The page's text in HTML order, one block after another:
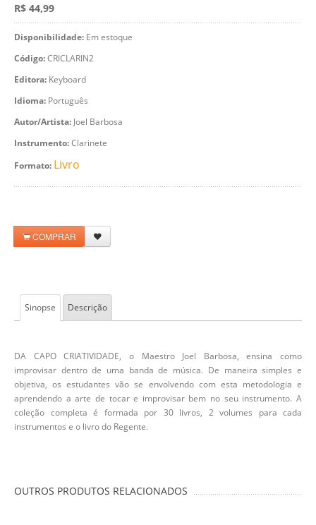
R$ 44,99
Disponibilidade: Em estoque
Código:CRICLARIN2
Editora: Keyboard
Idioma: Português
Autor/Artista: Joel Barbosa
Instrumento:Clarinete
Formato: Livro
COMPRAR
Sinopse Descrição
DA CAPO CRIATIVIDADE, o Maestro Joel Barbosa, ensina como
improvisar dentro de uma banda de música. De maneira simples e
objetiva, os estudantes vão se envolvendo com esta metodologia e
aprendendo a arte de tocar e improvisar bem no seu instrumento. A
coleção completa é formada por 30 livros, 2 volumes para cada
instrumentos e o livro do Regente.
OUTROS PRODUTOS RELACIONADOS